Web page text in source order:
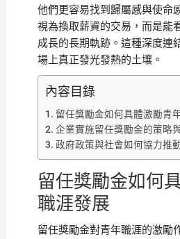
他們更容易找到歸屬感與使命
視為換取薪資的交易，而是能
成長的長期軌跡。這種深度連
場上真正發光發熱的土壤。
內容目錄
留任獎勵金如何具體激勵青
企業實施留任獎勵金的策略
政府政策與社會如何協力推
留任獎勵金如何
職涯發展
留任獎勵金對青年職涯的激勵